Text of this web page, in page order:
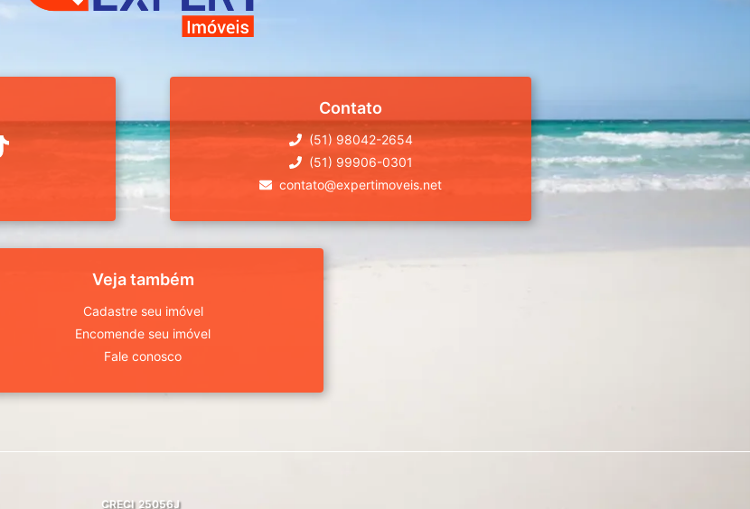
Contato
(51) 98042-2654
(51) 99906-0301
contato@expertimoveis.net
Veja também
Cadastre seu imóvel
Encomende seu imóvel
Fale conosco
CRECI 25056J